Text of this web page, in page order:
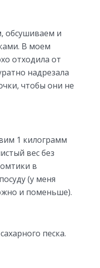
обсушиваем и
В моем
отходила от
надрезала
чтобы они не
1 килограмм
вес без
в
(у меня
и поменьше).
песка.